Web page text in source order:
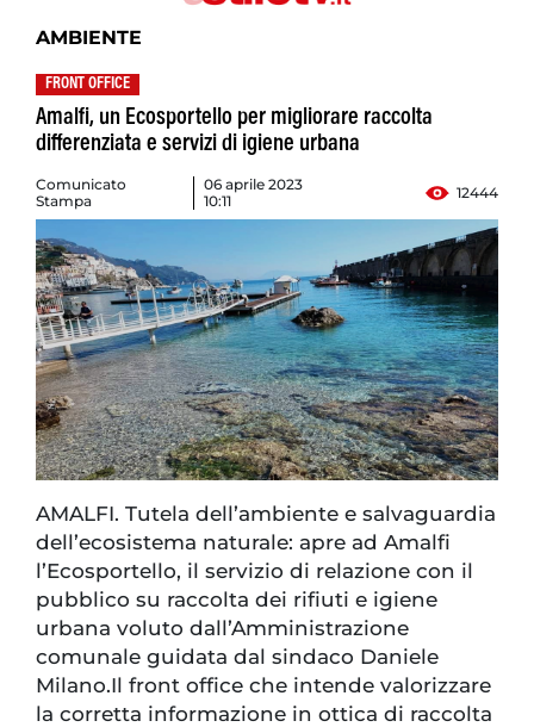
AMBIENTE
FRONT OFFICE
Amalfi, un Ecosportello per migliorare raccolta
differenziata e servizi di igiene urbana
Comunicato
Stampa
06 aprile 2023
10:11
12444
AMALFI. Tutela dell’ambiente e salvaguardia
dell’ecosistema naturale: apre ad Amalfi
l’Ecosportello, il servizio di relazione con il
pubblico su raccolta dei rifiuti e igiene
urbana voluto dall’Amministrazione
comunale guidata dal sindaco Daniele
Milano.Il front office che intende valorizzare
la corretta informazione in ottica di raccolta